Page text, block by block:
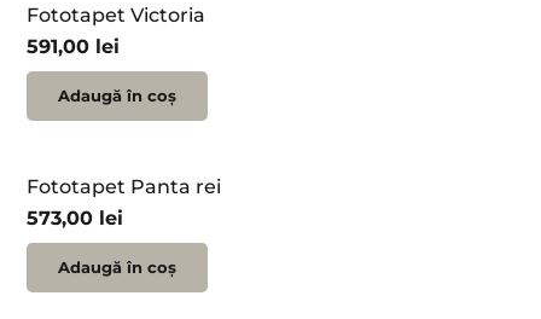
Fototapet Victoria
591,00 lei
Adaugă în coș
Fototapet Panta rei
573,00 lei
Adaugă în coș